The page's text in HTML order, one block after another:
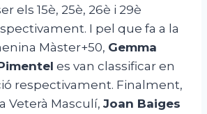
els 15è, 25è, 26è i 29è
I pel que fa a la
Màster+50, Gemma
es van classificar en
respectivament. Finalment,
Veterà Masculí, Joan Baiges